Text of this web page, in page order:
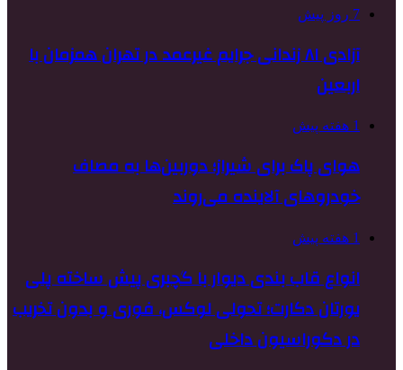
7 روز پیش
آزادی ۸۱ زندانی جرایم غیرعمد در تهران همزمان با
اربعین
1 هفته پیش
هوای پاک برای شیراز؛ دوربین‌ها به مصاف
خودروهای آلاینده می‌روند
1 هفته پیش
انواع قاب بندی دیوار با گچبری پیش ساخته پلی
یورتان دکارت؛ تحولی لوکس، فوری و بدون تخریب
در دکوراسیون داخلی